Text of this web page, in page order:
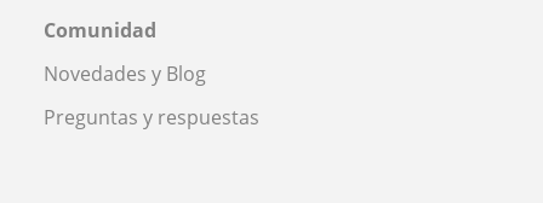
Comunidad
Novedades y Blog
Preguntas y respuestas